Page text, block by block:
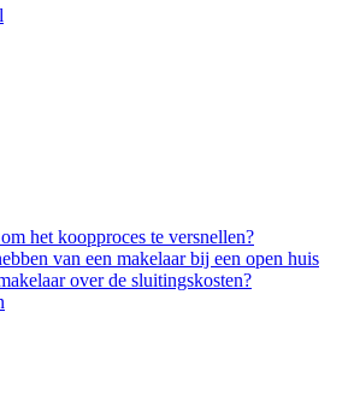
het koopproces te versnellen?
van een makelaar bij een open huis
over de sluitingskosten?